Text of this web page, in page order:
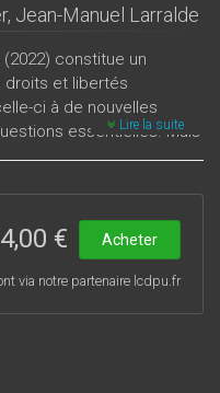
, Jean-Manuel Larralde
constitue un
droits et libertés
ci à de nouvelles
essentielles. Mais
détenues que des
acteurs de terrain
de droit ».
Lire la suite
€ Acheter
via notre partenaire lcdpu.fr